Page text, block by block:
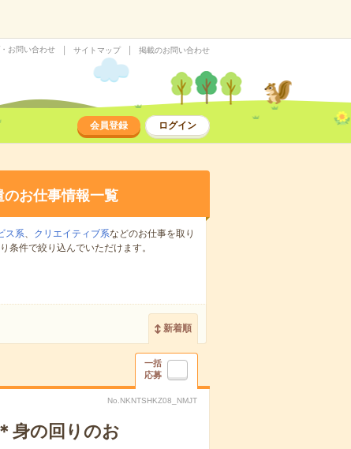
お問い合わせ サイトマップ 掲載のお問い合わせ
会員登録 ログイン
のお仕事情報一覧
ス系、 クリエイティブ系などのお仕事を取り
条件で絞り込んでいただけます。
新着順
一括
応募
No.NKNTSHKZ08_NMJT
身の回りのお